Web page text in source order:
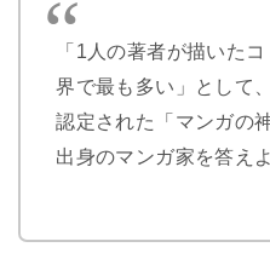
「1人の著者が描いた
界で最も多い」として
認定された「マンガの
出身のマンガ家を答えよ